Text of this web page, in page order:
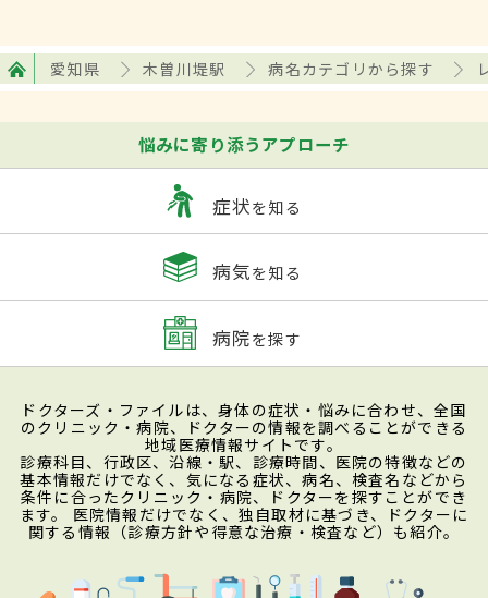
愛知県 木曽川堤駅 病名カテゴリから探す
悩みに寄り添うアプローチ
症状を知る
病気を知る
病院を探す
ドクターズ・ファイルは、身体の症状・悩みに合わせ、全国
のクリニック・病院、ドクターの情報を調べることができる
地域医療情報サイトです。
診療科目、行政区、沿線・駅、診療時間、医院の特徴などの
基本情報だけでなく、気になる症状、病名、検査名などから
条件に合ったクリニック・病院、ドクターを探すことができ
ます。 医院情報だけでなく、独自取材に基づき、ドクターに
関する情報（診療方針や得意な治療・検査など）も紹介。